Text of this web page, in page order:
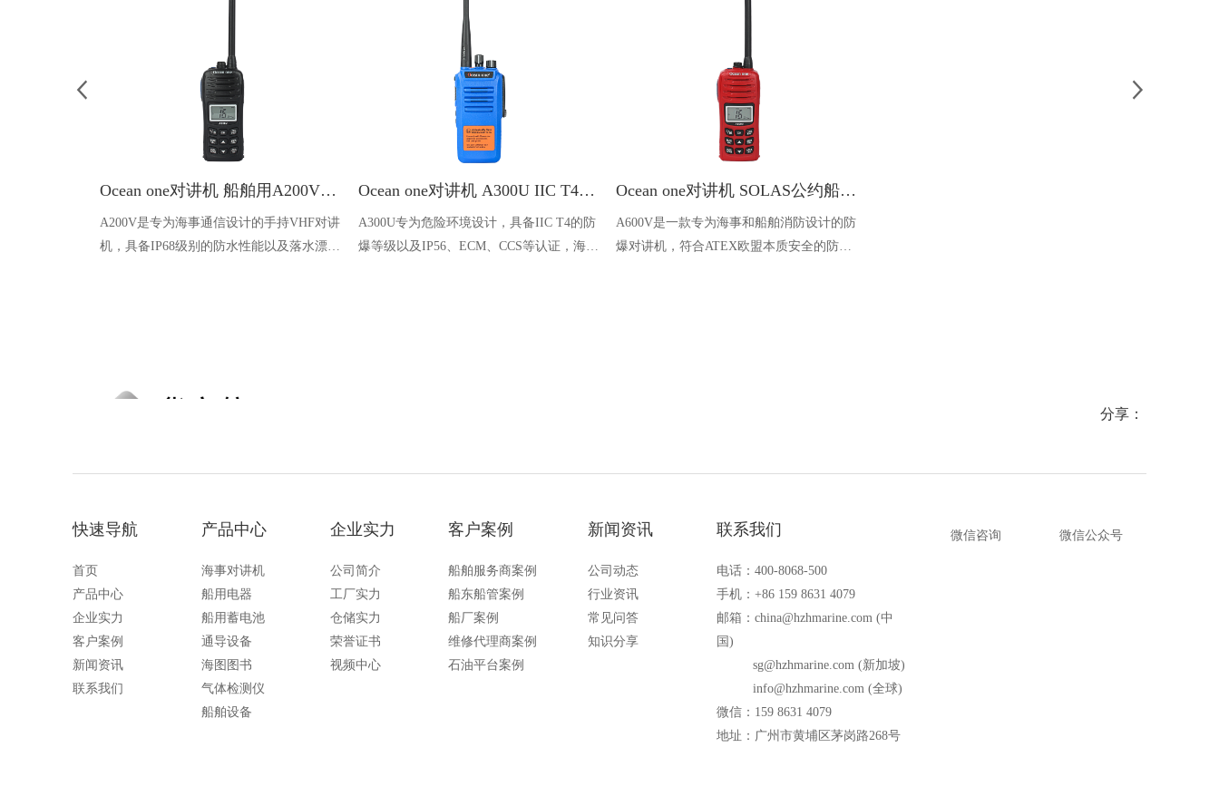
Ocean one对讲机 船舶用A200V漂浮式手持防水对讲机
A200V是专为海事通信设计的手持VHF对讲
机，具备IP68级别的防水性能以及落水漂浮
Ocean one对讲机 A300U IIC T4氢气防爆对讲机 船舶消防本质安全无线电
A300U专为危险环境设计，具备IIC T4的防
爆等级以及IP56、ECM、CCS等认证，海上
Ocean one对讲机 SOLAS公约船舶消防A600V ATEX防爆对讲机
A600V是一款专为海事和船舶消防设计的防
爆对讲机，符合ATEX欧盟本质安全的防爆
分享：
快速导航
首页
产品中心
企业实力
客户案例
新闻资讯
联系我们
产品中心
海事对讲机
船用电器
船用蓄电池
通导设备
海图图书
气体检测仪
船舶设备
企业实力
公司简介
工厂实力
仓储实力
荣誉证书
视频中心
客户案例
船舶服务商案例
船东船管案例
船厂案例
维修代理商案例
石油平台案例
新闻资讯
公司动态
行业资讯
常见问答
知识分享
联系我们
电话：400-8068-500
手机：+86 159 8631 4079
邮箱：china@hzhmarine.com (中
国)
sg@hzhmarine.com (新加坡)
info@hzhmarine.com (全球)
微信：159 8631 4079
地址：广州市黄埔区茅岗路268号
微信咨询 微信公众号